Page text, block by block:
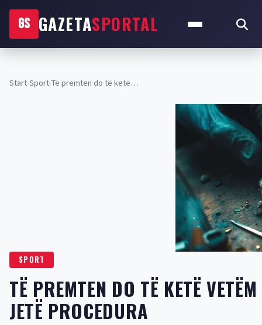
GS GAZETASPORTAL
Start›Sport›Të premten do të ketë…
SPORT
TË PREMTEN DO TË KETË
JETË PROCEDURA